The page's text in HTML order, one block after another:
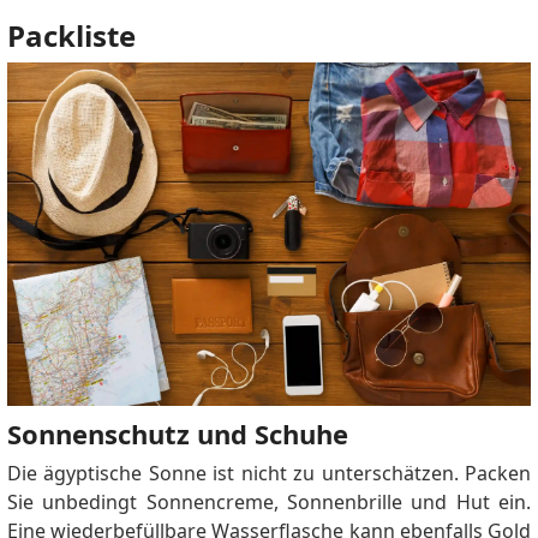
Packliste
Sonnenschutz und Schuhe
Die ägyptische Sonne ist nicht zu unterschätzen. Packen
Sie unbedingt Sonnencreme, Sonnenbrille und Hut ein.
Eine wiederbefüllbare Wasserflasche kann ebenfalls Gold